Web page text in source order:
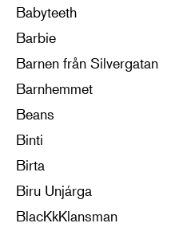
Babyteeth
Barbie
Barnen från Silvergatan
Barnhemmet
Beans
Binti
Birta
Biru Unjárga
BlacKkKlansman